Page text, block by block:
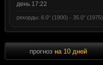
день 17:22
рекорды: 6.0° (1900) · 35.0° (1975)
прогноз на 10 дней